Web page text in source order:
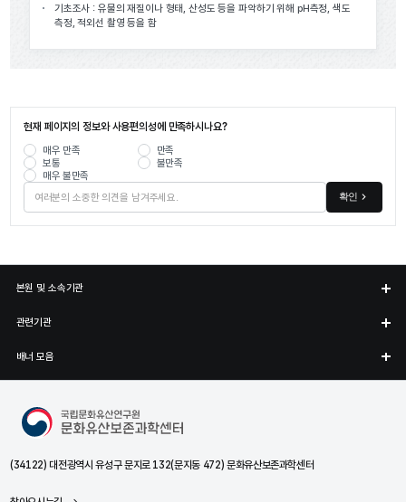
기초조사 : 유물의 재질이나 형태, 산성도 등을 파악하기 위해 pH측정, 색도
측정, 적외선 촬영 등을 함
현재 페이지의 정보와 사용편의성에 만족하시나요?
매우 만족
만족
보통
불만족
매우 불만족
확인
본원 및 소속기관
관련기관
배너 모음
문화유산보존과학센터
(34122) 대전광역시 유성구 문지로 132(문지동 472) 문화유산보존과학센터